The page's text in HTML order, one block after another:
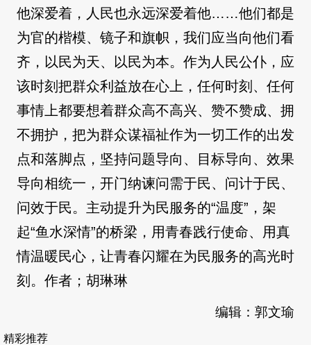
他深爱着，人民也永远深爱着他……他们都是
为官的楷模、镜子和旗帜，我们应当向他们看
齐，以民为天、以民为本。作为人民公仆，应
该时刻把群众利益放在心上，任何时刻、任何
事情上都要想着群众高不高兴、赞不赞成、拥
不拥护，把为群众谋福祉作为一切工作的出发
点和落脚点，坚持问题导向、目标导向、效果
导向相统一，开门纳谏问需于民、问计于民、
问效于民。主动提升为民服务的“温度”，架
起“鱼水深情”的桥梁，用青春践行使命、用真
情温暖民心，让青春闪耀在为民服务的高光时
刻。作者；胡琳琳
编辑：郭文瑜
精彩推荐